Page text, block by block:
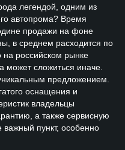
легендой, одним из
автопрома? Время
продажи на фоне
в среднем расходится по
на российском рынке
может сложиться иначе.
предложением.
оснащения и
владельцы
а также сервисную
пункт, особенно